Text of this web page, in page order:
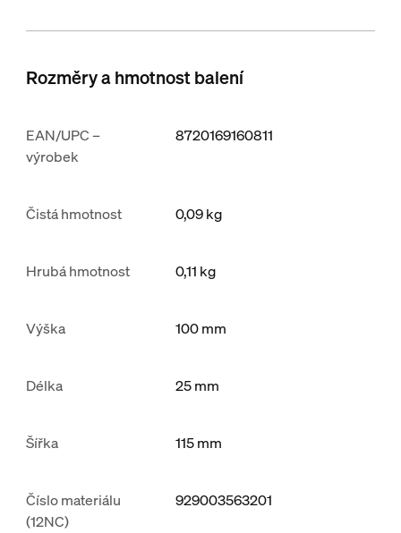
Rozměry a hmotnost balení
EAN/UPC –
výrobek
8720169160811
Čistá hmotnost 0,09kg
Hrubá hmotnost 0,11 kg
Výška 100mm
Délka 25mm
Šířka 115mm
Číslo materiálu
(12NC)
929003563201